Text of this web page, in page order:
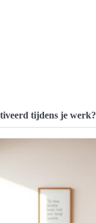
tijdens je werk?